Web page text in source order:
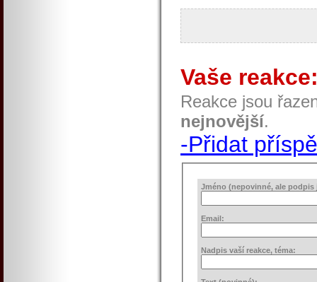
Vaše
Reakce jsou
nejnovější.
-Přidat
Jméno (nepovinné, ale podpis
Email:
Nadpis vaší reakce, téma: